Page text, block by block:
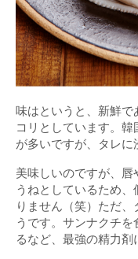
味はというと、新鮮で
コリとしています。
が多いですが、タレに
美味しいのですが、
うねとしているため
りません（笑）ただ
うです。サンナクチ
るなど、最強の精力剤